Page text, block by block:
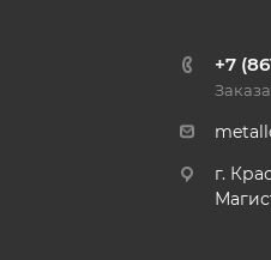
+7
г.